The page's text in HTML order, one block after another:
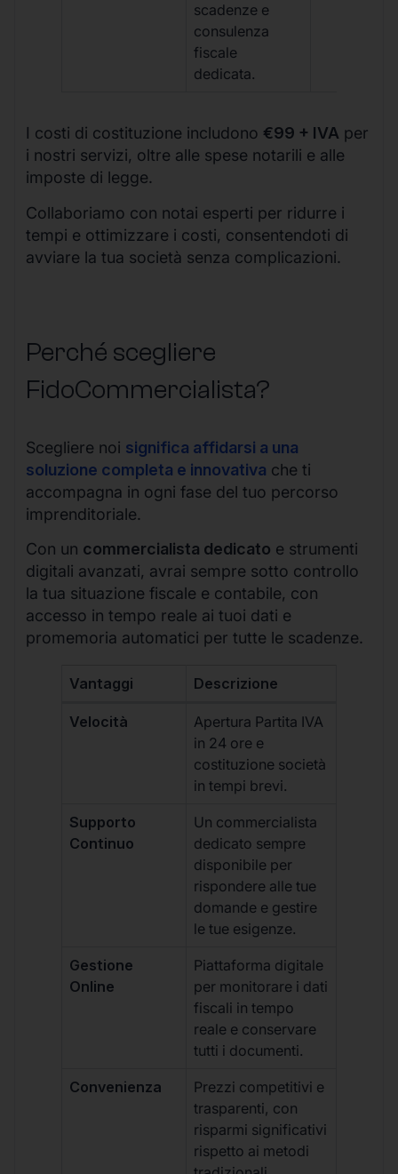
scadenze e
consulenza
fiscale
dedicata.
I costi di costituzione includono €99 + IVA per
i nostri servizi, oltre alle spese notarili e alle
imposte di legge.
Collaboriamo con notai esperti per ridurre i
tempi e ottimizzare i costi, consentendoti di
avviare la tua società senza complicazioni.
Perché scegliere
FidoCommercialista?
Scegliere noi significa affidarsi a una
soluzione completa e innovativa che ti
accompagna in ogni fase del tuo percorso
imprenditoriale.
Con un commercialista dedicato e strumenti
digitali avanzati, avrai sempre sotto controllo
la tua situazione fiscale e contabile, con
accesso in tempo reale ai tuoi dati e
promemoria automatici per tutte le scadenze.
Vantaggi Descrizione
Velocità
Apertura Partita IVA
in 24 ore e
costituzione società
in tempi brevi.
Supporto
Continuo
Un commercialista
dedicato sempre
disponibile per
rispondere alle tue
domande e gestire
le tue esigenze.
Gestione
Online
Piattaforma digitale
per monitorare i dati
fiscali in tempo
reale e conservare
tutti i documenti.
Convenienza
Prezzi competitivi e
trasparenti, con
risparmi significativi
rispetto ai metodi